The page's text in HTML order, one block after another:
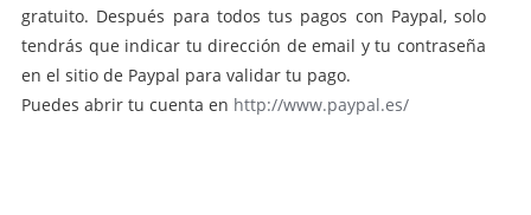
gratuito. Después para todos tus pagos con Paypal, solo
tendrás que indicar tu dirección de email y tu contraseña
en el sitio de Paypal para validar tu pago.
Puedes abrir tu cuenta en http://www.paypal.es/